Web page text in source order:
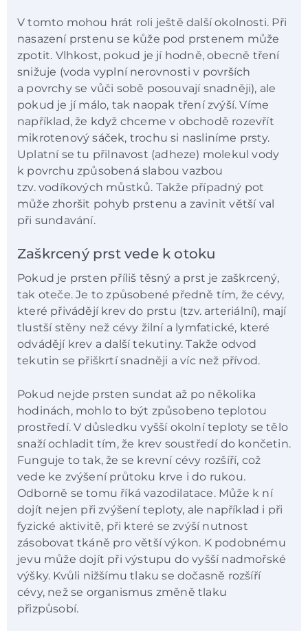
V tomto mohou hrát roli ještě další okolnosti. Při
nasazení prstenu se kůže pod prstenem může
zpotit. Vlhkost, pokud je jí hodně, obecně tření
snižuje (voda vyplní nerovnosti v površích
a povrchy se vůči sobě posouvají snadněji), ale
pokud je jí málo, tak naopak tření zvýší. Víme
například, že když chceme v obchodě rozevřít
mikrotenový sáček, trochu si nasliníme prsty.
Uplatní se tu přilnavost (adheze) molekul vody
k povrchu způsobená slabou vazbou
tzv. vodíkových můstků. Takže případný pot
může zhoršit pohyb prstenu a zavinit větší val
při sundavání.
Zaškrcený prst vede k otoku
Pokud je prsten příliš těsný a prst je zaškrcený,
tak oteče. Je to způsobené předně tím, že cévy,
které přivádějí krev do prstu (tzv. arteriální), mají
tlustší stěny než cévy žilní a lymfatické, které
odvádějí krev a další tekutiny. Takže odvod
tekutin se přiškrtí snadněji a víc než přívod.
Pokud nejde prsten sundat až po několika
hodinách, mohlo to být způsobeno teplotou
prostředí. V důsledku vyšší okolní teploty se tělo
snaží ochladit tím, že krev soustředí do končetin.
Funguje to tak, že se krevní cévy rozšíří, což
vede ke zvýšení průtoku krve i do rukou.
Odborně se tomu říká vazodilatace. Může k ní
dojít nejen při zvýšení teploty, ale například i při
fyzické aktivitě, při které se zvýší nutnost
zásobovat tkáně pro větší výkon. K podobnému
jevu může dojít při výstupu do vyšší nadmořské
výšky. Kvůli nižšímu tlaku se dočasně rozšíří
cévy, než se organismus změně tlaku
přizpůsobí.